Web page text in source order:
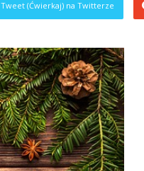
Tweet (Ćwierkaj) na Twitterze